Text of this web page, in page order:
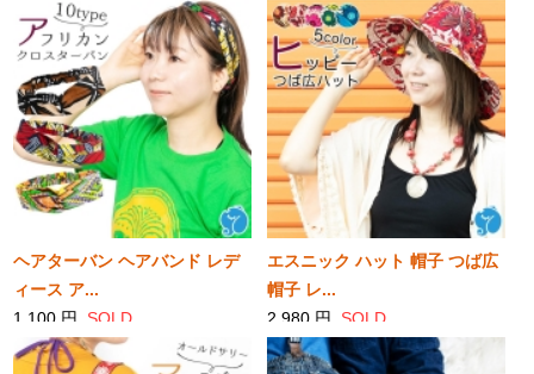
ヘアターバン ヘアバンド レデ
ィース ア...
1,100 円 SOLD
エスニック ハット 帽子 つば広
帽子 レ...
2,980 円 SOLD